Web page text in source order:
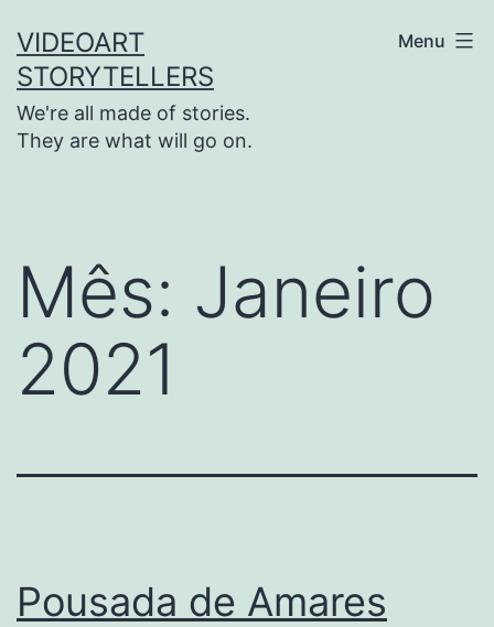
para
conteúdo
VIDEOART
STORYTELLERS
We're all made of stories.
They are what will go on.
Menu
Mês: Janeiro
2021
Pousada de Amares